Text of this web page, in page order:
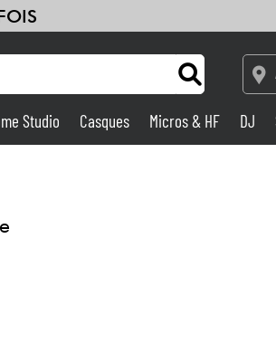
Effets
Studio Casques Micros & HF DJ